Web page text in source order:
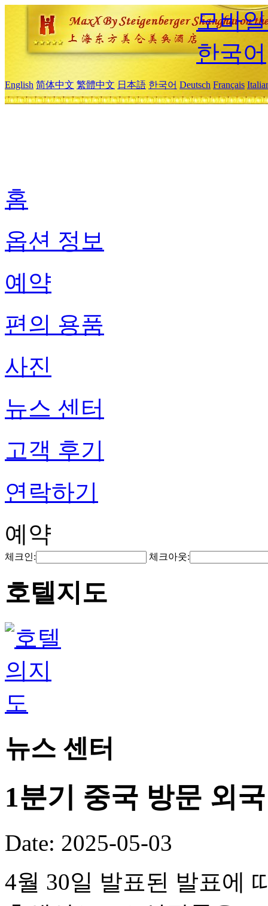
모바
한국어
English 简体中文 繁體中文 日本語 한국어 Deutsch Français
홈
옵션 정보
예약
편의 용품
사진
뉴스 센터
고객 후기
연락하기
예약
체크인: 체크아웃:
호텔지도
뉴스 센터
1분기 중국 방문 외
Date: 2025-05-03
4월 30일 발표된 발표에